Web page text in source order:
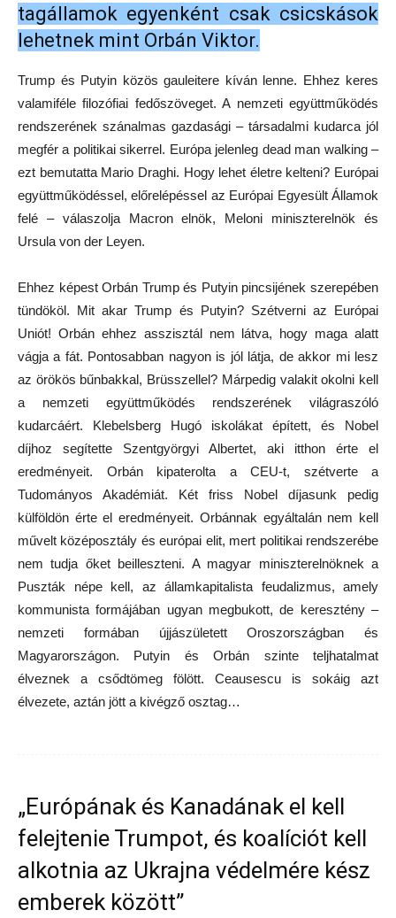
tagállamok egyenként csak csicskások
lehetnek mint Orbán Viktor.
Trump és Putyin közös gauleitere kíván lenne. Ehhez keres
valamiféle filozófiai fedőszöveget. A nemzeti együttműködés
rendszerének szánalmas gazdasági – társadalmi kudarca jól
megfér a politikai sikerrel. Európa jelenleg dead man walking –
ezt bemutatta Mario Draghi. Hogy lehet életre kelteni? Európai
együttműködéssel, előrelépéssel az Európai Egyesült Államok
felé – válaszolja Macron elnök, Meloni miniszterelnök és
Ursula von der Leyen.
Ehhez képest Orbán Trump és Putyin pincsijének szerepében
tündököl. Mit akar Trump és Putyin? Szétverni az Európai
Uniót! Orbán ehhez asszisztál nem látva, hogy maga alatt
vágja a fát. Pontosabban nagyon is jól látja, de akkor mi lesz
az örökös bűnbakkal, Brüsszellel? Márpedig valakit okolni kell
a nemzeti együttműködés rendszerének világraszóló
kudarcáért. Klebelsberg Hugó iskolákat épített, és Nobel
díjhoz segítette Szentgyörgyi Albertet, aki itthon érte el
eredményeit. Orbán kipaterolta a CEU-t, szétverte a
Tudományos Akadémiát. Két friss Nobel díjasunk pedig
külföldön érte el eredményeit. Orbánnak egyáltalán nem kell
művelt középosztály és európai elit, mert politikai rendszerébe
nem tudja őket beilleszteni. A magyar miniszterelnöknek a
Puszták népe kell, az államkapitalista feudalizmus, amely
kommunista formájában ugyan megbukott, de keresztény –
nemzeti formában újjászületett Oroszországban és
Magyarországon. Putyin és Orbán szinte teljhatalmat
élveznek a csődtömeg fölött. Ceausescu is sokáig azt
élvezete, aztán jött a kivégző osztag…
„Európának és Kanadának el kell
felejtenie Trumpot, és koalíciót kell
alkotnia az Ukrajna védelmére kész
emberek között”